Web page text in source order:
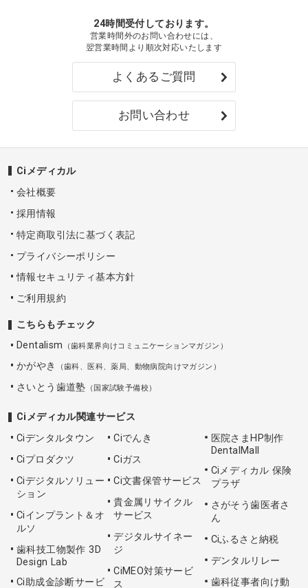
24時間受付しております。
営業時間外のお問い合わせには、
翌営業時間より順次対応いたします
よくあるご質問
お問い合わせ
Ciメディカル
会社概要
採用情報
特定商取引法に基づく表記
プライバシーポリシー
情報セキュリティ基本方針
ご利用規約
こちらもチェック
Dentalism
（歯科業界向けコミュニケーションマガジン）
かがやき （歯科、医科、薬局、動物病院向けマガジン）
さいとう歯道塾 （国家試験予備校）
Ciメディカル関連サービス
Ciデンタルタウン
Ciプロダクツ
Ciデジタルソリュー
ション
Ciインプラント＆オ
ルソ
歯科技工物製作 3D
Design Lab
Ci助成金診断サービ
Ciでんき
Ciガス
Ci文書保管サービス
貴金属リサイクル
サービス
デジタルサイネー
ジ
CiMEO対策サービ
ス
医院さまHP制作
DentalMall
Ciメディカル 保険
プラザ
さがそう歯医者さ
ん
Ciふるさと納税
デンタルリレー
歯科従事者向け動